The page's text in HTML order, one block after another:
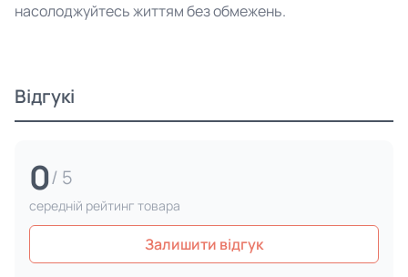
насолоджуйтесь життям без обмежень.
Відгукі
0/ 5
cередній рейтинг товара
Залишити відгук